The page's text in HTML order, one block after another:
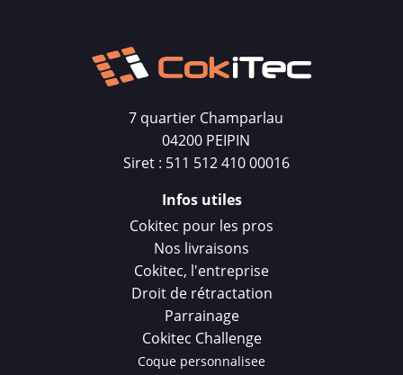
7 quartier Champarlau
04200 PEIPIN
Siret : 511 512 410 00016
Infos utiles
Cokitec pour les pros
Nos livraisons
Cokitec, l'entreprise
Droit de rétractation
Parrainage
Cokitec Challenge
Coque personnalisee